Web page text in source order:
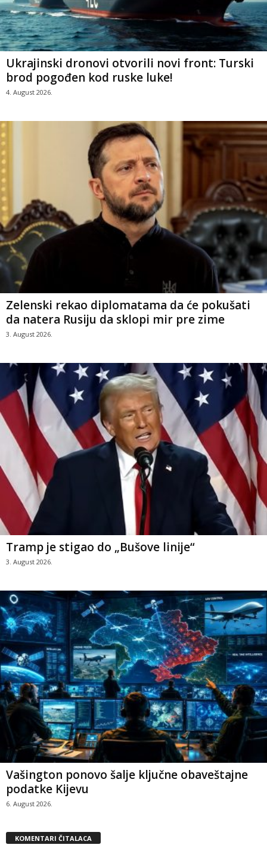
Ukrajinski dronovi otvorili novi front: Turski
brod pogođen kod ruske luke!
4. August 2026.
Zelenski rekao diplomatama da će pokušati
da natera Rusiju da sklopi mir pre zime
3. August 2026.
Tramp je stigao do „Bušove linije“
3. August 2026.
Vašington ponovo šalje ključne obaveštajne
podatke Kijevu
6. August 2026.
KOMENTARI ČITALACA